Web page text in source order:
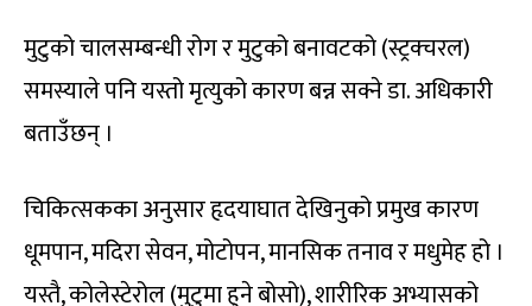
मुटुको चालसम्बन्धी रोग र मुटुको बनावटको (स्ट्रक्चरल)
समस्याले पनि यस्तो मृत्युको कारण बन्न सक्ने डा. अधिकारी
बताउँछन् ।
चिकित्सकका अनुसार हृदयाघात देखिनुको प्रमुख कारण
धूमपान, मदिरा सेवन, मोटोपन, मानसिक तनाव र मधुमेह हो ।
यस्तै, कोलेस्टेरोल (मुटुमा हुने बोसो), शारीरिक अभ्यासको